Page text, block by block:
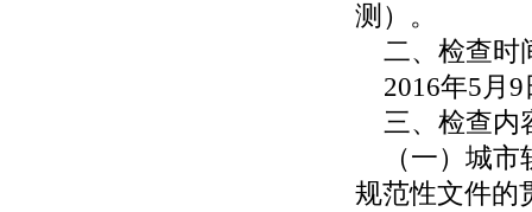
测）。
二、检查时
2016年5月9
三、检查内
（一）城市
规范性文件的